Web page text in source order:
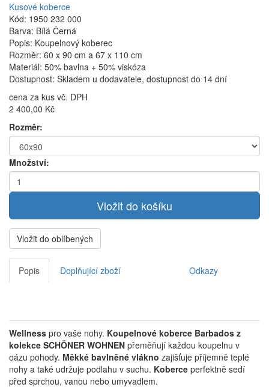
Kusové koberce
Kód: 1950 232 000
Barva: Bílá Černá
Popis: Koupelnový koberec
Rozměr: 60 x 90 cm a 67 x 110 cm
Materiál: 50% bavlna + 50% viskóza
Dostupnost: Skladem u dodavatele, dostupnost do 14 dní
cena za kus vč. DPH
2 400,00 Kč
Rozměr:
Množství:
Vložit do oblíbených
Popis Doplňující zboží Odkazy
Wellness pro vaše nohy. Koupelnové koberce Barbados z
kolekce SCHÖNER WOHNEN přeměňují každou koupelnu v
oázu pohody. Měkké bavlněné vlákno zajišťuje příjemně teplé
nohy a také udržuje podlahu v suchu. Koberce perfektně sedí
před sprchou, vanou nebo umyvadlem.